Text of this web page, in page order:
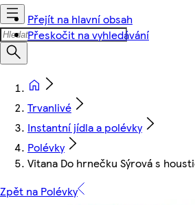
Přejít na hlavní obsah
Přeskočit na vyhledávání
Trvanlivé
Instantní jídla a polévky
Polévky
Vitana Do hrnečku Sýrová s
Zpět na Polévky